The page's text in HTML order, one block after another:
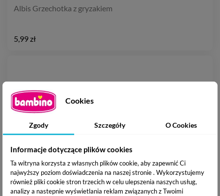
Albis Grzechotka z gryzakiem
5,99 zł
Cookies
Zgody Szczegóły O Cookies
Informacje dotyczące plików cookies
Ta witryna korzysta z własnych plików cookie, aby zapewnić Ci
najwyższy poziom doświadczenia na naszej stronie . Wykorzystujemy
również pliki cookie stron trzecich w celu ulepszenia naszych usług,
analizy a nastepnie wyświetlania reklam związanych z Twoimi